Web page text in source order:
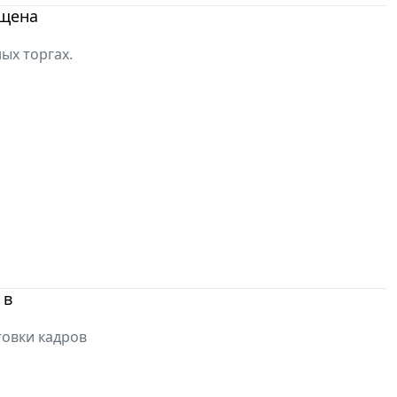
торгах.
кадров